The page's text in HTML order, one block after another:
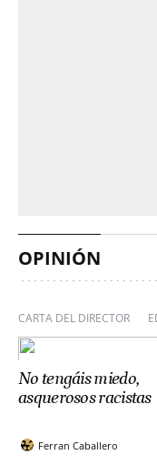
OPINIÓN
CARTA DEL DIRECTOR
No tengáis miedo,
asquerosos racistas
Ferran Caballero